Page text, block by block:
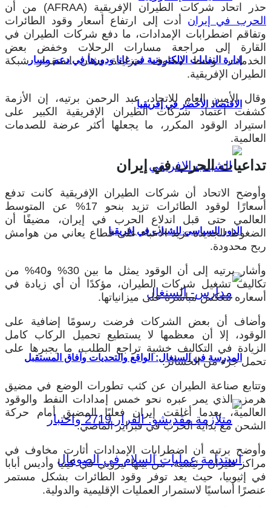
إدارة النفايات الإلكترونية في غانا ودورها في دعم مسار
الاقتصاد الأخضر في إفريقيا
الدور السياسي للشباب في إفريقيا
المدرسة في السنغال: الواقع والتحديات وآفاق المستقبل
حذر اتحاد شركات الطيران الإفريقية (AFRAA) من أن
الحرب في إيران أدت إلى ارتفاع أسعار وقود الطائرات
وتفاقم اضطرابات الإمدادات، ما دفع شركات الطيران في
القارة إلى مراجعة مسارات الرحلات وخفض بعض
الخدمات، وسط مخاوف متزايدة بشأن استقرار شبكة
الطيران الإفريقية.
وقال الأمين العام للاتحاد، عبد الرحمن برتيه، إن الأزمة
كشفت اعتماد شركات الطيران الإفريقية الكبير على
استيراد الوقود المكرر، ما يجعلها أكثر عرضة للصدمات
العالمية.
تداعيات الحرب في إيران
وأوضح الاتحاد أن شركات الطيران الإفريقية كانت تدفع
أسعارًا لوقود الطائرات تزيد بنحو 17% عن المتوسط
العالمي حتى قبل اندلاع الحرب في إيران، مضيفًا أن
الضغوط الجديدة تزيد الأعباء على قطاع يعاني من هوامش
ربح محدودة.
وأشار برتيه إلى أن الوقود يمثل ما بين 30% و40% من
تكاليف تشغيل شركات الطيران، مؤكدًا أن أي زيادة في
أسعاره تنعكس مباشرة على ميزانياتها.
وأضاف أن بعض الشركات فرضت رسومًا إضافية على
الوقود، إلا أن معظمها لا يستطيع تحميل الركاب كامل
الزيادة في التكاليف خشية تراجع الطلب، ما يجبرها على
تحمل جزء من الخسائر.
وتتابع صناعة الطيران عن كثب تطورات الوضع في مضيق
هرمز، الذي يمر عبره نحو خمس إمدادات النفط والوقود
العالمية، بعدما أغلقت إيران فعليًا المضيق أمام حركة
الشحن مع بداية الحرب في فبراير الماضي.
وأوضح برتيه أن اضطرابات الإمدادات أثارت مخاوف في
مراكز طيران رئيسية، من بينها نيروبي في كينيا وأديس أبابا
في إثيوبيا، حيث يعد توفر وقود الطائرات بشكل مستمر
عنصرًا أساسيًا لاستمرار العمليات الإقليمية والدولية.